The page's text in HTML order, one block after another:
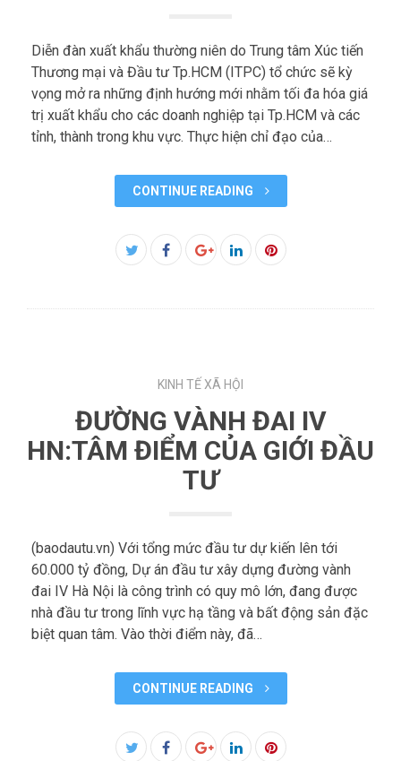
Diễn đàn xuất khẩu thường niên do Trung tâm Xúc tiến
Thương mại và Đầu tư Tp.HCM (ITPC) tổ chức sẽ kỳ
vọng mở ra những định hướng mới nhằm tối đa hóa giá
trị xuất khẩu cho các doanh nghiệp tại Tp.HCM và các
tỉnh, thành trong khu vực. Thực hiện chỉ đạo của…
CONTINUE READING
Facebook
KINH TẾ XÃ HỘI
ĐƯỜNG VÀNH ĐAI IV
HN:TÂM ĐIỂM CỦA GIỚI ĐẦU
TƯ
(baodautu.vn) Với tổng mức đầu tư dự kiến lên tới
60.000 tỷ đồng, Dự án đầu tư xây dựng đường vành
đai IV Hà Nội là công trình có quy mô lớn, đang được
nhà đầu tư trong lĩnh vực hạ tầng và bất động sản đặc
biệt quan tâm. Vào thời điểm này, đã…
CONTINUE READING
Facebook